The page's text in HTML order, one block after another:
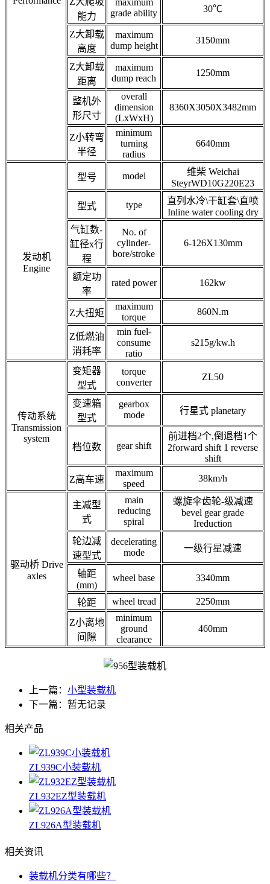
能力
maximum
grade ability
30℃
Z大卸载
高度
maximum
dump height
3150mm
Z大卸载
距离
maximum
dump reach
1250mm
整机外
形尺寸
overall
dimension
(LxWxH)
8360X3050X3482mm
Z小转弯
半径
minimum
turning
radius
6640mm
发动机
Engine
型号 model
维柴 Weichai
SteyrWD10G220E23
型式 type
直列水冷\干缸套\直喷
Inline water cooling dry
气缸数-
缸径x行
程
No. of
cylinder-
bore/stroke
6-126X130mm
额定功
率
rated power 162kw
Z大扭矩
maximum
torque
860N.m
Z低燃油
消耗率
min fuel-
consume
ratio
s215g/kw.h
传动系统
Transmission
system
变矩器
型式
torque
converter
ZL50
变速箱
型式
gearbox
mode
行星式 planetary
档位数 gear shift
前进档2个,倒退档1个
2forward shift 1 reverse
shift
Z高车速
maximum
speed
38km/h
驱动桥 Drive
axles
主减型
式
main
reducing
spiral
螺旋伞齿轮-级减速
bevel gear grade
Ireduction
轮边减
速型式
decelerating
mode
一级行星减速
轴距
(mm)
wheel base 3340mm
轮距 wheel tread 2250mm
Z小离地
间隙
minimum
ground
clearance
460mm
上一篇： 小型装载机
下一篇：暂无记录
相关产品
ZL939C小装载机
ZL932EZ型装载机
ZL926A型装载机
相关资讯
装载机分类有哪些？